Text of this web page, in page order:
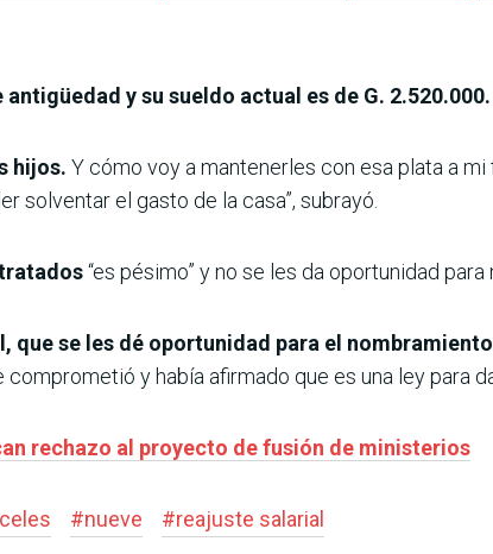
y su sueldo actual es de G. 2.520.000.
hijos. Y cómo voy a mantenerles con esa plata a mi
solventar el gasto de la casa”, subrayó.
“es pésimo” y no se les da oportunidad para
que se les dé oportunidad para el nombramiento
y había afirmado que es una ley para
rechazo al proyecto de fusión de ministerios
#nueve #reajuste salarial